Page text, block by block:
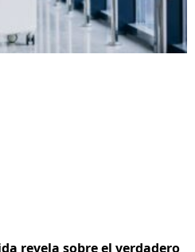
revela sobre el verdadero